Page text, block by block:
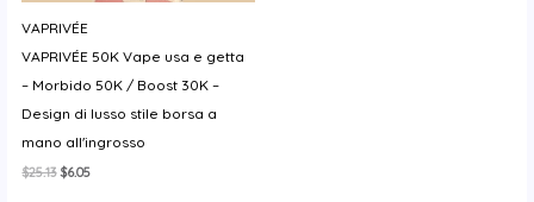
VAPRIVÉE
VAPRIVÉE 50K Vape usa e getta
– Morbido 50K / Boost 30K –
Design di lusso stile borsa a
mano all'ingrosso
$25.13 Il
$6.05Il